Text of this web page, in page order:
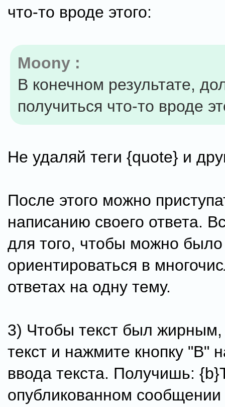
что-то вроде этого:
Moony :
В конечном результате,
получиться что-то вроде
Не удаляй теги {quote} и
После этого можно
написанию своего ответа.
для того, чтобы можно было
ориентироваться в
ответах на одну тему.
3) Чтобы текст был
текст и нажмите кнопку "В"
ввода текста. Получишь:
опубликованном сообщении